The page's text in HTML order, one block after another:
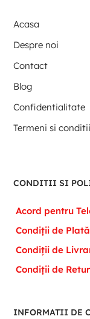
Acasa
Despre noi
Contact
Blog
Confidentialitate
Termeni si conditii
CONDITII SI
Acord pentru
Condiții de Plată
Condiții de
Condiții de
INFORMATII DE